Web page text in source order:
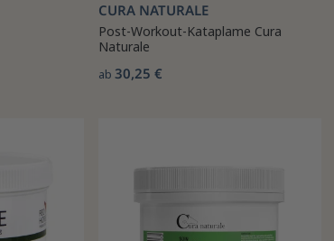
CURA NATURALE
Post-Workout-Kataplame Cura
Naturale
ab 30,25 €